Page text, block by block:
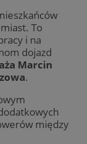
To
i na
dojazd
Marcin
.
między